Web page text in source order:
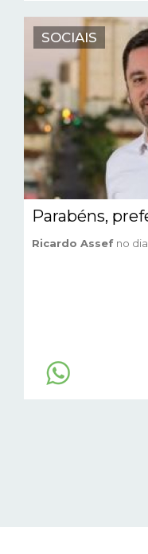
SOCIAIS
Parabéns,
Ricardo Assef no